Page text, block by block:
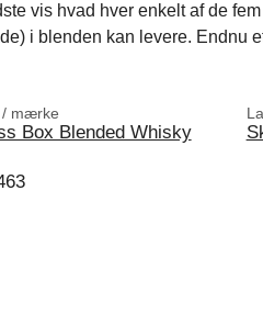
vis hvad hver enkelt af de
i blenden kan levere. Endnu
/ mærke
Box Blended Whisky